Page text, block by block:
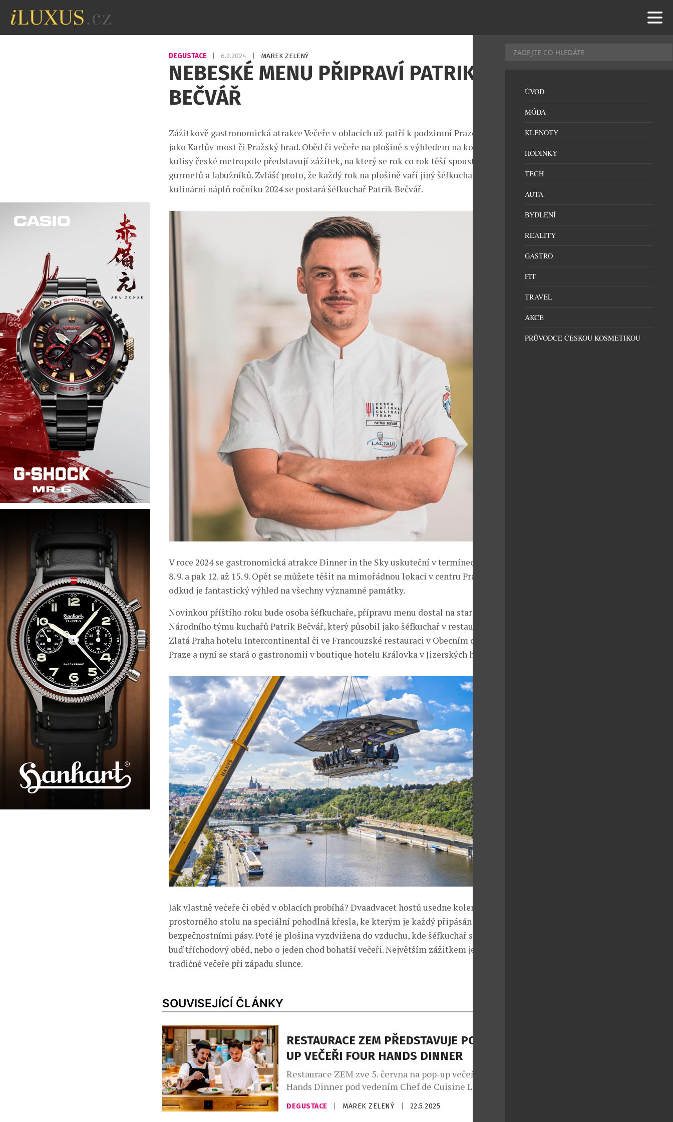
DEGUSTACE 6.2.2024 MAREK ZELENÝ
NEBESKÉ MENU PŘIPRAVÍ PATRIK
BEČVÁŘ
Zážitkově gastronomická atrakce Večeře v oblacích už patří k podzimní Praze stejně
jako Karlův most či Pražský hrad. Oběd či večeře na plošině s výhledem na kouzelné
kulisy české metropole představují zážitek, na který se rok co rok těší spousta
gurmetů a labužníků. Zvlášť proto, že každý rok na plošině vaří jiný šéfkuchař. O
kulinární náplň ročníku 2024 se postará šéfkuchař Patrik Bečvář.
V roce 2024 se gastronomická atrakce Dinner in the Sky uskuteční v termínech 5. až
8. 9. a pak 12. až 15. 9. Opět se můžete těšit na mimořádnou lokaci v centru Prahy,
odkud je fantastický výhled na všechny významné památky.
Novinkou příštího roku bude osoba šéfkuchaře, přípravu menu dostal na starost člen
Národního týmu kuchařů Patrik Bečvář, který působil jako šéfkuchař v restauraci
Zlatá Praha hotelu Intercontinental či ve Francouzské restauraci v Obecním domě v
Praze a nyní se stará o gastronomii v boutique hotelu Královka v Jizerských horách.
Jak vlastně večeře či oběd v oblacích probíhá? Dvaadvacet hostů usedne kolem
prostorného stolu na speciální pohodlná křesla, ke kterým je každý připásán
bezpečnostními pásy. Poté je plošina vyzdvižena do vzduchu, kde šéfkuchař servíruje
buď tříchodový oběd, nebo o jeden chod bohatší večeři. Největším zážitkem je již
tradičně večeře při západu slunce.
SOUVISEJÍCÍ ČLÁNKY
RESTAURACE ZEM PŘEDSTAVUJE POP-
UP VEČEŘI FOUR HANDS DINNER
Restaurace ZEM zve 5. června na pop-up večeři Four
Hands Dinner pod vedením Chef de Cuisine Libora
Kristofčáka a hostujícího šéfkuchaře Ondřeje Moliny.
Speciální šestichodové menu vzdává hold jaru,
DEGUSTACE MAREK ZELENÝ 22.5.2025
ÚVOD
MÓDA
KLENOTY
HODINKY
TECH
AUTA
BYDLENÍ
REALITY
GASTRO
FIT
TRAVEL
AKCE
PRŮVODCE ČESKOU KOSMETIKOU